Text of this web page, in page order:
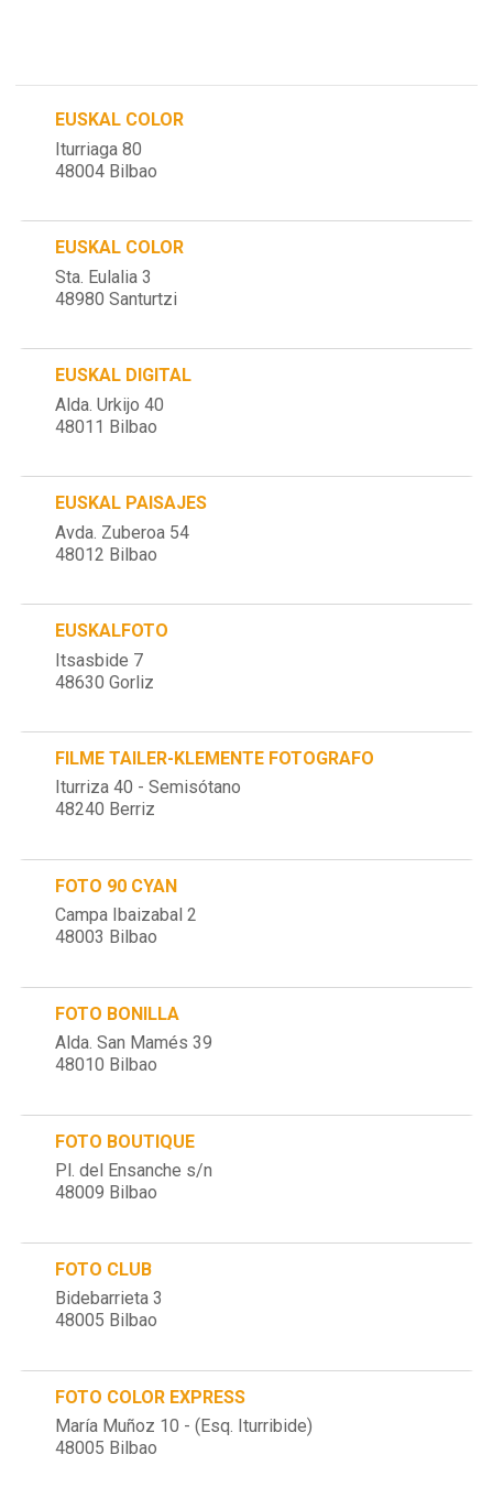
EUSKAL COLOR
Iturriaga 80
48004 Bilbao
EUSKAL COLOR
Sta. Eulalia 3
48980 Santurtzi
EUSKAL DIGITAL
Alda. Urkijo 40
48011 Bilbao
EUSKAL PAISAJES
Avda. Zuberoa 54
48012 Bilbao
EUSKALFOTO
Itsasbide 7
48630 Gorliz
FILME TAILER-KLEMENTE FOTOGRAFO
Iturriza 40 - Semisótano
48240 Berriz
FOTO 90 CYAN
Campa Ibaizabal 2
48003 Bilbao
FOTO BONILLA
Alda. San Mamés 39
48010 Bilbao
FOTO BOUTIQUE
Pl. del Ensanche s/n
48009 Bilbao
FOTO CLUB
Bidebarrieta 3
48005 Bilbao
FOTO COLOR EXPRESS
María Muñoz 10 - (Esq. Iturribide)
48005 Bilbao